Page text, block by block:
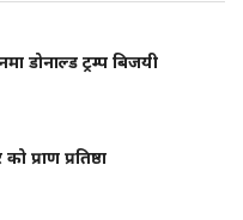
डोनाल्ड ट्रम्प बिजयी
प्राण प्रतिष्ठा